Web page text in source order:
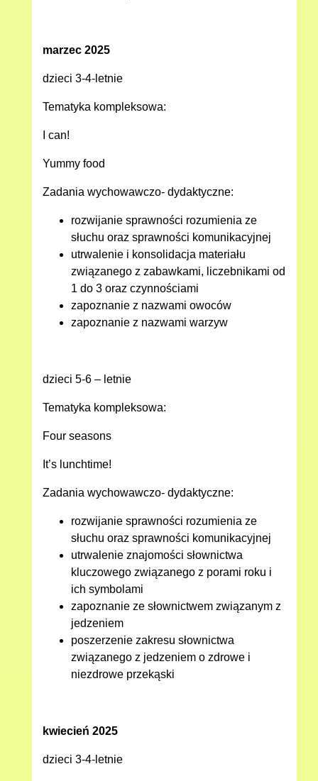
marzec 2025
dzieci 3-4-letnie
Tematyka kompleksowa:
I can!
Yummy food
Zadania wychowawczo- dydaktyczne:
rozwijanie sprawności rozumienia ze
słuchu oraz sprawności komunikacyjnej
utrwalenie i konsolidacja materiału
związanego z zabawkami, liczebnikami od
1 do 3 oraz czynnościami
zapoznanie z nazwami owoców
zapoznanie z nazwami warzyw
dzieci 5-6 – letnie
Tematyka kompleksowa:
Four seasons
It’s lunchtime!
Zadania wychowawczo- dydaktyczne:
rozwijanie sprawności rozumienia ze
słuchu oraz sprawności komunikacyjnej
utrwalenie znajomości słownictwa
kluczowego związanego z porami roku i
ich symbolami
zapoznanie ze słownictwem związanym z
jedzeniem
poszerzenie zakresu słownictwa
związanego z jedzeniem o zdrowe i
niezdrowe przekąski
kwiecień 2025
dzieci 3-4-letnie